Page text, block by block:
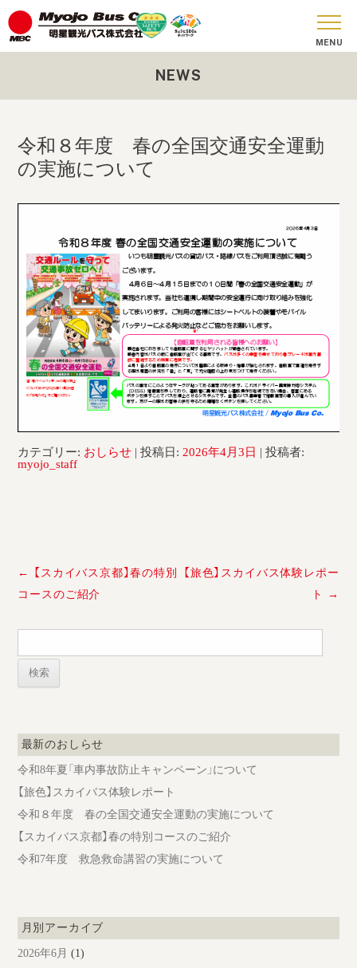
安全への取り組み
会社概要
SDGs
採用情報
運輸安全マネジメント評価
NEWS
令和８年度 春の全国交通安全運動
の実施について
カテゴリー: おしらせ | 投稿日: 2026年4月3日 |投稿者:
myojo_staff
投
稿
シ
ョ
←
【スカイバス京都】春の特別
コースのご紹介
【旅色】スカイバス体験レポー
ト
→
検
最新のおしらせ
令和8年夏「車内事故防止キャンペーン」について
【旅色】スカイバス体験レポート
令和８年度 春の全国交通安全運動の実施について
【スカイバス京都】春の特別コースのご紹介
令和7年度 救急救命講習の実施について
月別アーカイブ
2026年6月 (1)